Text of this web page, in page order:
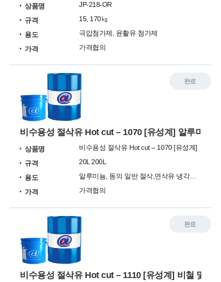
상품명
JP-218-OR
규격
15, 170㎏
용도
극압첨가제, 윤활유 첨가제
가격
가격협의
비수용성 절삭유 Hot cut – 1070 [유성계] 알루미늄,
상품명
비수용성 절삭유 Hot cut – 1070 [유성계]
규격
20L 200L
용도
알루미늄, 동의 일반 절삭,연삭유 냉각성 우수함
가격
가격협의
완료
비수용성 절삭유 Hot cut – 1110 [유성계] 비철 및
완료